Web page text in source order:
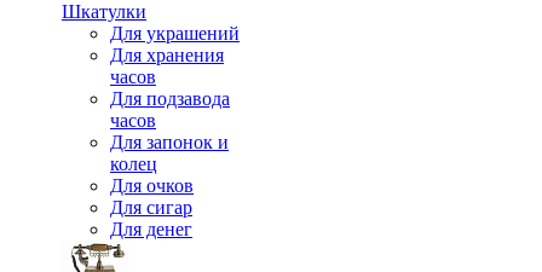
Шкатулки
Для украшений
Для хранения
часов
Для подзавода
часов
Для запонок и
колец
Для очков
Для сигар
Для денег